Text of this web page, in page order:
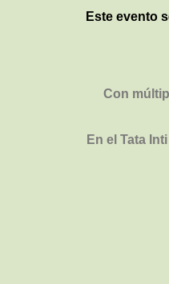
Este evento
Con
En el Tata